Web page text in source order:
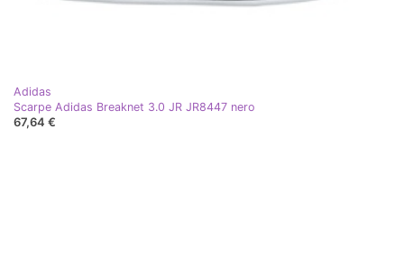
Adidas
Scarpe Adidas Breaknet 3.0 JR JR8447 nero
67,64 €